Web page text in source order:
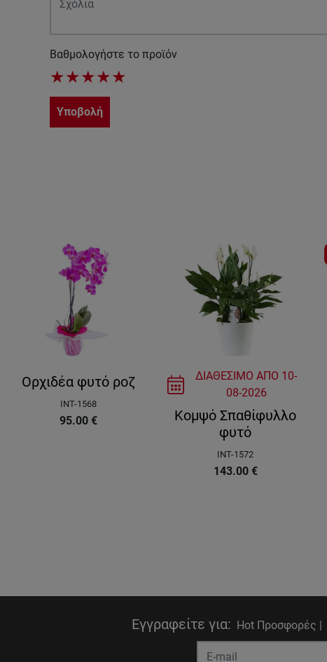
Βαθμολογήστε το προϊόν
★★★★★
Υποβολή
Ορχιδέα φυτό ροζ
INT-1568
95.00 €
ΔΙΑΘΕΣΙΜΟ ΑΠΟ 10-
08-2026
Κομψό Σπαθίφυλλο
φυτό
INT-1572
143.00 €
Εγγραφείτε για: Hot Προσφορές |